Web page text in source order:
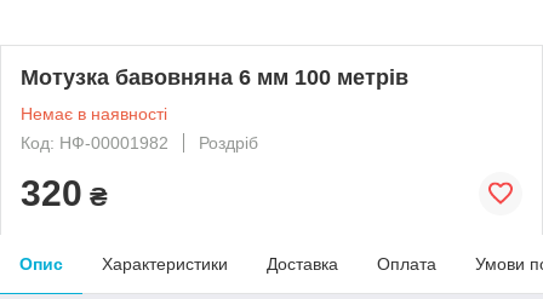
Мотузка бавовняна 6 мм 100 метрів
Немає в наявності
Код: НФ-00001982
Роздріб
320 ₴
Опис Характеристики Доставка Оплата Умови